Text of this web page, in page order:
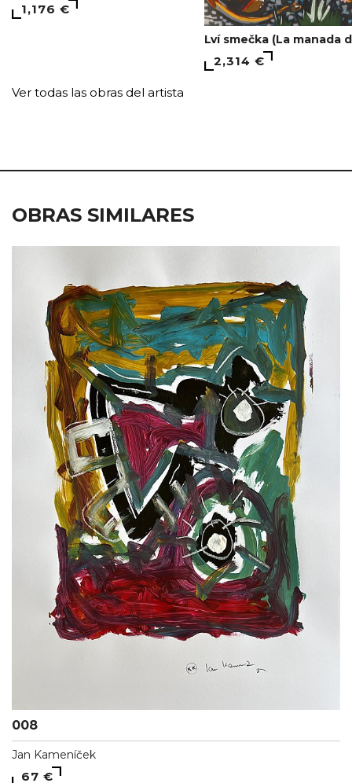
1,176 €
Lví smečka (La manada
2,314 €
Ver todas las obras del artista
OBRAS SIMILARES
008
Jan Kameníček
67 €